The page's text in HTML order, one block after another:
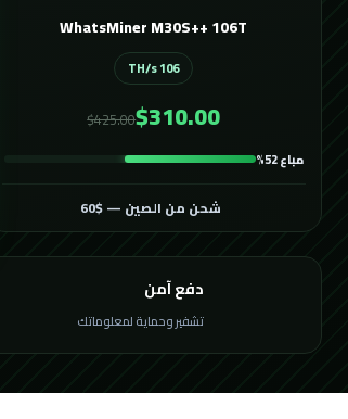
WhatsMiner M30S++ 106T
106 TH/s
$310.00
$425.00
مباع 52%
شحن من الصين — $60
دفع آمن
تشفير وحماية لمعلوماتك